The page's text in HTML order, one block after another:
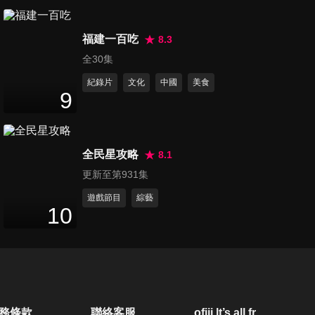
9
福建一百吃
8.3
全30集
紀錄片 文化 中國 美食
10
全民星攻略
8.1
更新至第931集
遊戲節目 綜藝
條款 聯絡客服